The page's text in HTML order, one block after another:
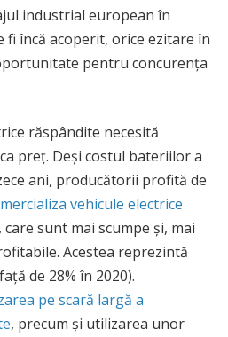
industrial european în
încă acoperit, orice ezitare în
pentru concurența
răspândite necesită
preț. Deși costul bateriilor a
ani, producătorii profită de
vehicule electrice
care sunt mai scumpe și, mai
Acestea reprezintă
de 28% în 2020).
pe scară largă a
, precum și utilizarea unor